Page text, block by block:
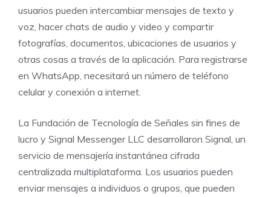
usuarios pueden intercambiar mensajes de texto y
voz, hacer chats de audio y video y compartir
fotografías, documentos, ubicaciones de usuarios y
otras cosas a través de la aplicación. Para registrarse
en WhatsApp, necesitará un número de teléfono
celular y conexión a internet.
La Fundación de Tecnología de Señales sin fines de
lucro y Signal Messenger LLC desarrollaron Signal, un
servicio de mensajería instantánea cifrada
centralizada multiplataforma. Los usuarios pueden
enviar mensajes a individuos o grupos, que pueden